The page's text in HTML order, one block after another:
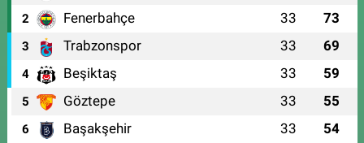
2 Fenerbahçe 33 73
3 Trabzonspor 33 69
4 Beşiktaş 33 59
5 Göztepe 33 55
6 Başakşehir 33 54